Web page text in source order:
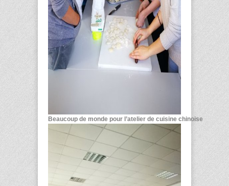
Beaucoup de monde pour l’atelier de cuisine chinoise